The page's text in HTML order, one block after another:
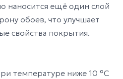
наносится ещё один слой
обоев, что улучшает
свойства покрытия.
температуре ниже 10 °C